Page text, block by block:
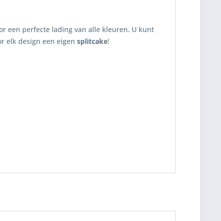
een perfecte lading van alle kleuren. U kunt
elk design een eigen splitcake!